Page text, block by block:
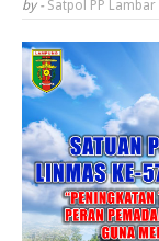
by - Satpol PP Lambar